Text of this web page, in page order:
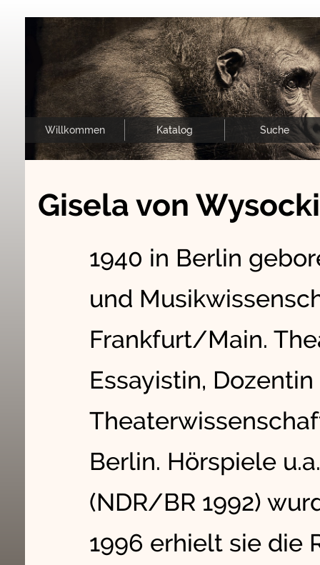
Willkommen Katalog Suche
Gisela von Wysocki
1940 in Berlin
und
Frankfurt/Main.
Essayistin,
Berlin. Hörspiele
(NDR/BR 1992)
1996 erhielt sie die